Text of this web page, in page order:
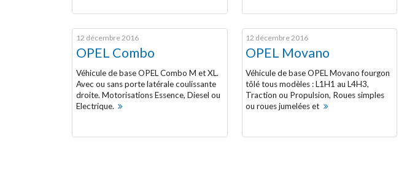
12 décembre 2016
OPEL Combo
Véhicule de base OPEL Combo M et XL.
Avec ou sans porte latérale coulissante
droite. Motorisations Essence, Diesel ou
Electrique.
12 décembre 2016
OPEL Movano
Véhicule de base OPEL Movano fourgon
tôlé tous modèles : L1H1 au L4H3,
Traction ou Propulsion, Roues simples
ou roues jumelées et